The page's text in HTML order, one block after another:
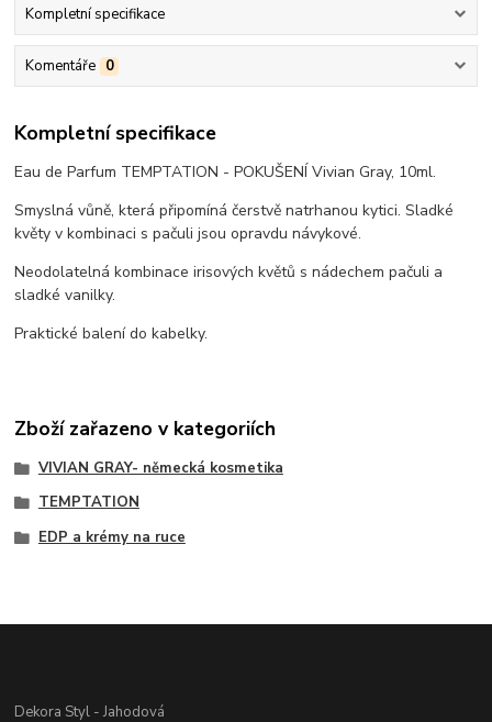
Kompletní specifikace
Komentáře 0
Kompletní specifikace
Eau de Parfum TEMPTATION - POKUŠENÍ Vivian Gray, 10ml.
Smyslná vůně, která připomíná čerstvě natrhanou kytici. Sladké
květy v kombinaci s pačuli jsou opravdu návykové.
Neodolatelná kombinace irisových květů s nádechem pačuli a
sladké vanilky.
Praktické balení do kabelky.
Zboží zařazeno v kategoriích
VIVIAN GRAY- německá kosmetika
TEMPTATION
EDP a krémy na ruce
Dekora Styl - Jahodová